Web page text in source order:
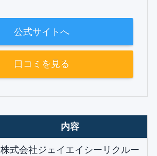
公式サイトへ
口コミを見る
内容
株式会社ジェイエイシーリクルー